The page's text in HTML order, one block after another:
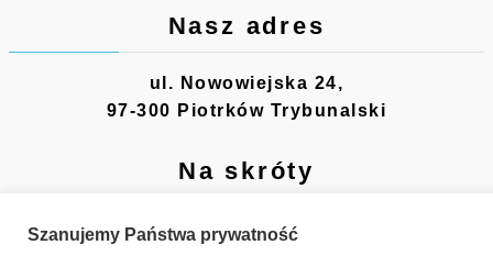
Nasz adres
ul. Nowowiejska 24,
97-300 Piotrków Trybunalski
Na skróty
Terapia Korzyści
Szanujemy Państwa prywatność